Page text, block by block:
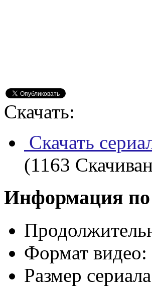
Скачать:
Скачать
(1163
Информация по
Формат видео:
Размер